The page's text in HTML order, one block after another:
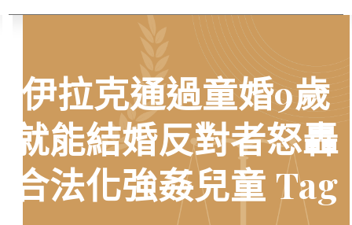
伊拉克通過童婚9歲
就能結婚反對者怒轟
合法化強姦兒童 Tag